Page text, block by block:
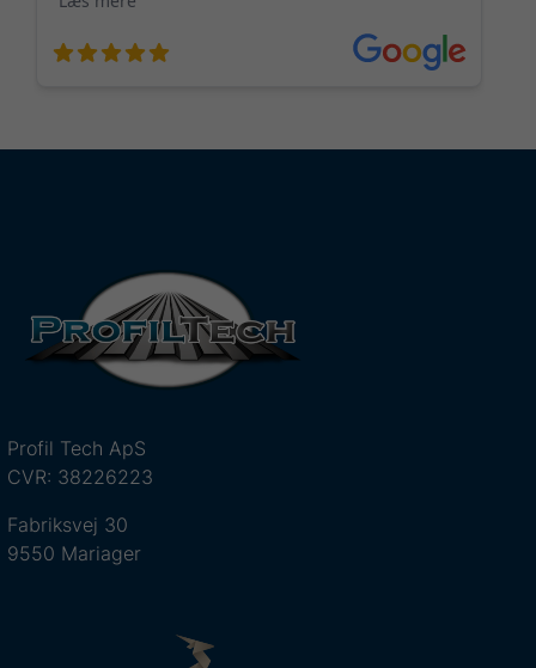
Profil Tech ApS
CVR: 38226223
Fabriksvej 30
9550 Mariager